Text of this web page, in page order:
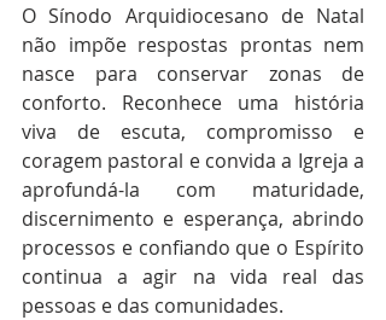
O Sínodo Arquidiocesano de Natal
não impõe respostas prontas nem
nasce para conservar zonas de
conforto. Reconhece uma história
viva de escuta, compromisso e
coragem pastoral e convida a Igreja a
aprofundá-la com maturidade,
discernimento e esperança, abrindo
processos e confiando que o Espírito
continua a agir na vida real das
pessoas e das comunidades.